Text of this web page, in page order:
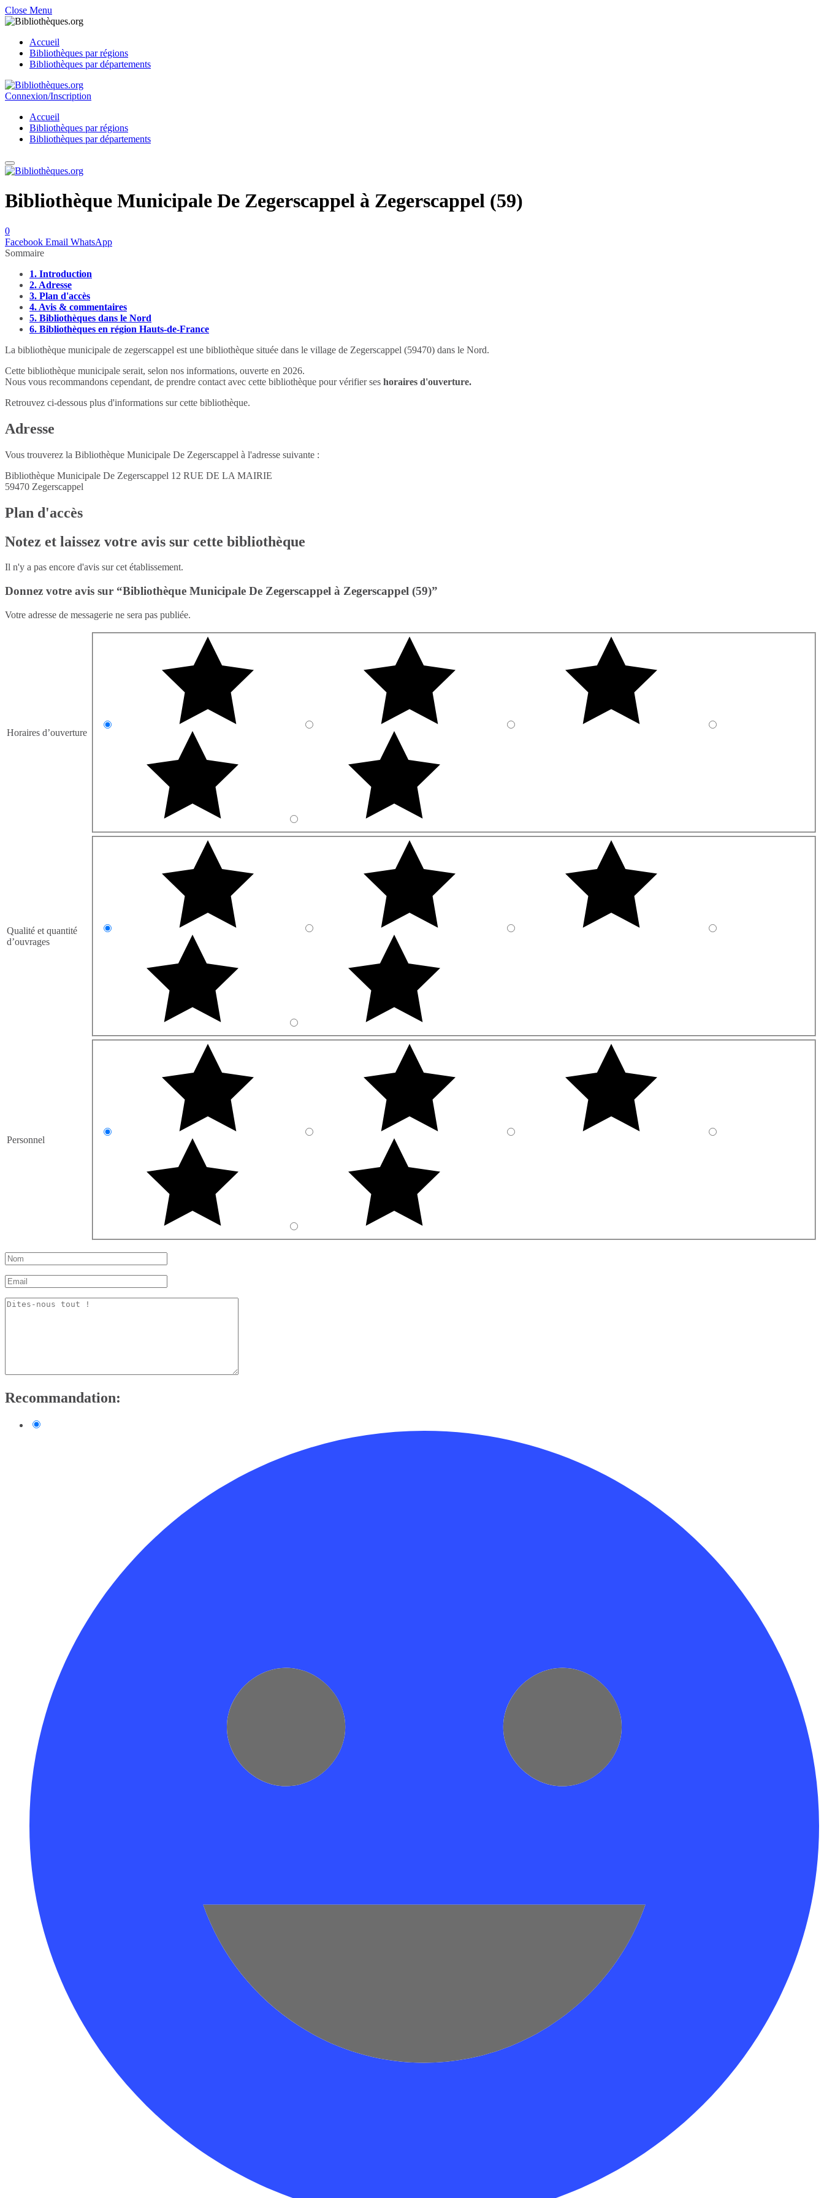
Close Menu
Accueil
Bibliothèques par régions
Bibliothèques par départements
Connexion/Inscription
Accueil
Bibliothèques par régions
Bibliothèques par départements
Bibliothèque Municipale De Zegerscappel à Zegerscappel (59)
0
Facebook Email WhatsApp
Sommaire
1. Introduction
2. Adresse
3. Plan d'accès
4. Avis & commentaires
5. Bibliothèques dans le Nord
6. Bibliothèques en région Hauts-de-France
La bibliothèque municipale de zegerscappel est une bibliothèque située dans le village de Zegerscappel (59470) dans le Nord.
Cette bibliothèque municipale serait, selon nos informations, ouverte en 2026.
Nous vous recommandons cependant, de prendre contact avec cette bibliothèque pour vérifier ses horaires d'ouverture.
Retrouvez ci-dessous plus d'informations sur cette bibliothèque.
Adresse
Vous trouverez la Bibliothèque Municipale De Zegerscappel à l'adresse suivante :
Bibliothèque Municipale De Zegerscappel 12 RUE DE LA MAIRIE
59470 Zegerscappel
Plan d'accès
Notez et laissez votre avis sur cette bibliothèque
Il n'y a pas encore d'avis sur cet établissement.
Donnez votre avis sur “Bibliothèque Municipale De Zegerscappel à Zegerscappel (59)”
Votre adresse de messagerie ne sera pas publiée.
Horaires d’ouverture
Qualité et quantité
d’ouvrages
Personnel
Recommandation: